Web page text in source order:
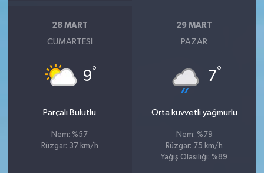
28 MART
CUMARTESI
9°
Parçalı Bulutlu
Nem: %57
Rüzgar: 37 km/h
29 MART
PAZAR
7°
Orta kuvvetli yağmurlu
Nem: %79
Rüzgar: 75 km/h
Yağış Olasılığı: %89